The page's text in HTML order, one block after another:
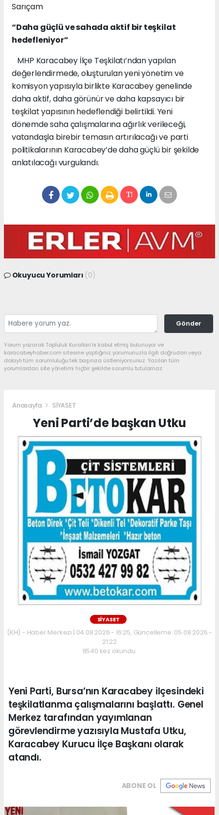
Sarıçam
“Daha güçlü ve sahada aktif bir teşkilat
hedefleniyor”
MHP Karacabey İlçe Teşkilatı’ndan yapılan
değerlendirmede, oluşturulan yeni yönetim ve
komisyon yapısıyla birlikte Karacabey genelinde
daha aktif, daha görünür ve daha kapsayıcı bir
teşkilat yapısının hedeflendiği belirtildi. Yeni
dönemde saha çalışmalarına ağırlık verileceği,
vatandaşla birebir temasın artırılacağı ve parti
politikalarının Karacabey’de daha güçlü bir şekilde
anlatılacağı vurgulandı.
Okuyucu Yorumları (0)
Gönder
Yorum yazarak Topluluk Kuralları’nı kabul etmiş bulunuyor ve
karacabeyhaber.com sitesine yaptığınız yorumunuzla ilgili doğrudan veya
dolaylı tüm sorumluluğu tek başınıza üstleniyorsunuz. Yazılan tüm
yorumlardan site yönetimi hiçbir şekilde sorumlu tutulamaz.
Anasayfa SİYASET
Yeni Parti’de başkan Utku
SİYASET
(KH) - Haber Merkezi | 04.08.2026 - 16:25, Güncelleme: 05.08.2026 -
21:22
8540 kez okundu.
Yeni Parti, Bursa’nın Karacabey ilçesindeki
teşkilatlanma çalışmalarını başlattı. Genel
Merkez tarafından yayımlanan
görevlendirme yazısıyla Mustafa Utku,
Karacabey Kurucu İlçe Başkanı olarak
atandı.
ABONE OL